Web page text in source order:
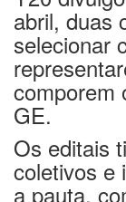
abril, duas
selecionar
comporem
GE.
Os editais
coletivos e
a pauta,